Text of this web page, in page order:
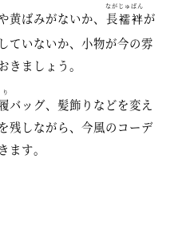
ばみがないか、 長襦袢
ながじゅばん
が
ていないか、小物が今の雰
ましょう。
バッグ、髪飾りなどを変え
残しながら、今風のコーデ
ます。